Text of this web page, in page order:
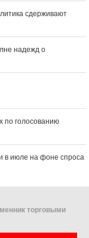
сдерживают
надежд о
по голосованию
в июле на фоне спроса
торговыми